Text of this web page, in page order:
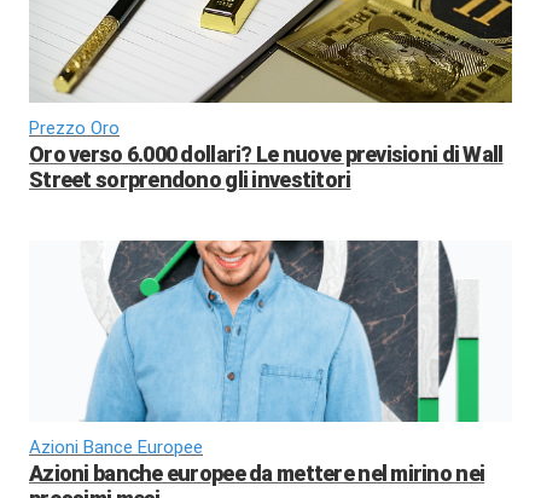
Prezzo Oro
Oro verso 6.000 dollari? Le nuove previsioni di Wall
Street sorprendono gli investitori
Azioni Bance Europee
Azioni banche europee da mettere nel mirino nei